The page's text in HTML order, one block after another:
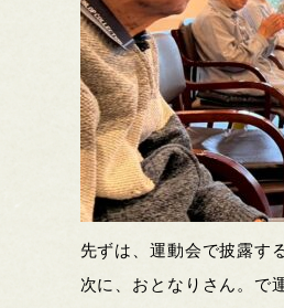
先ずは、運動会で披露す
次に、おとなりさん。で